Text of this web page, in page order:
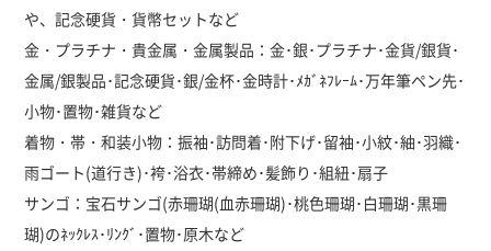
や、記念硬貨・貨幣セットなど
金・プラチナ・貴金属・金属製品：金･銀･プラチナ･金貨/銀貨･
金属/銀製品･記念硬貨･銀/金杯･金時計･ﾒｶﾞﾈﾌﾚｰﾑ･万年筆ペン先･
小物･置物･雑貨など
着物・帯・和装小物：振袖･訪問着･附下げ･留袖･小紋･紬･羽織･
雨ゴート(道行き)･袴･浴衣･帯締め･髪飾り･組紐･扇子
サンゴ：宝石サンゴ(赤珊瑚(血赤珊瑚)･桃色珊瑚･白珊瑚･黒珊
瑚)のﾈｯｸﾚｽ･ﾘﾝｸﾞ･置物･原木など